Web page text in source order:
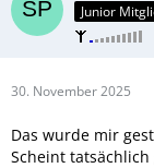
Junior
30. November 2025
Das wurde mir
Scheint